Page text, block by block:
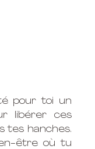
pour toi un
libérer ces
tes hanches.
être où tu